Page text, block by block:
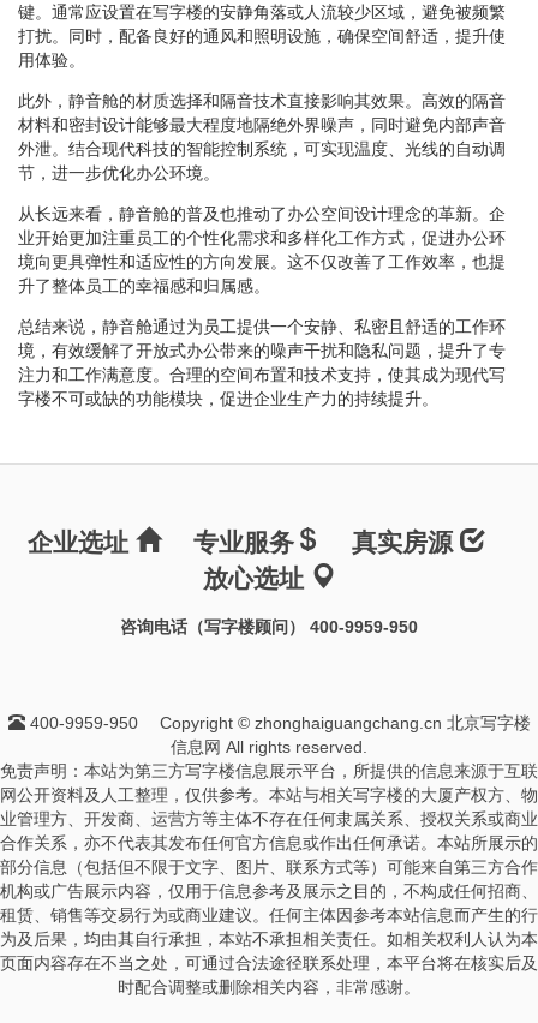
键。通常应设置在写字楼的安静角落或人流较少区域，避免被频繁
打扰。同时，配备良好的通风和照明设施，确保空间舒适，提升使
用体验。
此外，静音舱的材质选择和隔音技术直接影响其效果。高效的隔音
材料和密封设计能够最大程度地隔绝外界噪声，同时避免内部声音
外泄。结合现代科技的智能控制系统，可实现温度、光线的自动调
节，进一步优化办公环境。
从长远来看，静音舱的普及也推动了办公空间设计理念的革新。企
业开始更加注重员工的个性化需求和多样化工作方式，促进办公环
境向更具弹性和适应性的方向发展。这不仅改善了工作效率，也提
升了整体员工的幸福感和归属感。
总结来说，静音舱通过为员工提供一个安静、私密且舒适的工作环
境，有效缓解了开放式办公带来的噪声干扰和隐私问题，提升了专
注力和工作满意度。合理的空间布置和技术支持，使其成为现代写
字楼不可或缺的功能模块，促进企业生产力的持续提升。
企业选址 专业服务
真实房源
放心选址
咨询电话（写字楼顾问） 400-9959-950
400-9959-950
Copyright © zhonghaiguangchang.cn 北京写字楼
信息网 All rights reserved.
免责声明：本站为第三方写字楼信息展示平台，所提供的信息来源于互联
网公开资料及人工整理，仅供参考。本站与相关写字楼的大厦产权方、物
业管理方、开发商、运营方等主体不存在任何隶属关系、授权关系或商业
合作关系，亦不代表其发布任何官方信息或作出任何承诺。本站所展示的
部分信息（包括但不限于文字、图片、联系方式等）可能来自第三方合作
机构或广告展示内容，仅用于信息参考及展示之目的，不构成任何招商、
租赁、销售等交易行为或商业建议。任何主体因参考本站信息而产生的行
为及后果，均由其自行承担，本站不承担相关责任。如相关权利人认为本
页面内容存在不当之处，可通过合法途径联系处理，本平台将在核实后及
时配合调整或删除相关内容，非常感谢。